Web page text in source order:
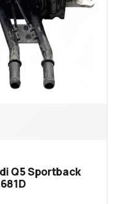
Q5 Sportback